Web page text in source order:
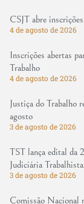
CSJT abre
4 de agosto de 2026
Inscrições abertas
Trabalho
4 de agosto de 2026
Justiça do Trabalho
agosto
3 de agosto de 2026
TST lança edital da
Judiciária
3 de agosto de 2026
Comissão Nacional